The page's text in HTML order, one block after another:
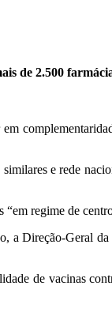
de 2.500
e rede
regime de
a Direção-Geral
de vacinas